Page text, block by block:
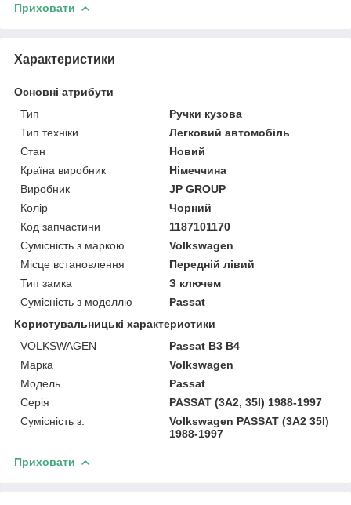
Приховати
Характеристики
Основні атрибути
Тип
Ручки кузова
Тип техніки
Легковий автомобіль
Стан
Новий
Країна виробник
Німеччина
Виробник
JP GROUP
Колір
Чорний
Код запчастини
1187101170
Сумісність з маркою
Volkswagen
Місце встановлення
Передній лівий
Тип замка
З ключем
Сумісність з моделлю
Passat
Користувальницькі характеристики
VOLKSWAGEN
Passat B3 B4
Марка
Volkswagen
Модель
Passat
Серія
PASSAT (3A2, 35I) 1988-1997
Сумісність з:
Volkswagen PASSAT (3A2 35I)
1988-1997
Приховати